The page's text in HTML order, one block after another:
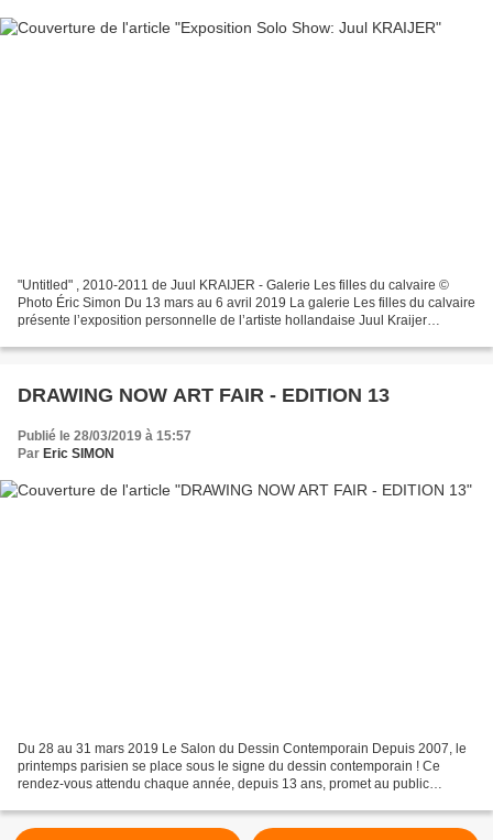
"Untitled" , 2010-2011 de Juul KRAIJER - Galerie Les filles du calvaire ©
Photo Éric Simon Du 13 mars au 6 avril 2019 La galerie Les filles du calvaire
présente l’exposition personnelle de l’artiste hollandaise Juul Kraijer
DRAWING NOW ART FAIR - EDITION 13
Publié le 28/03/2019 à 15:57
Par Eric SIMON
Du 28 au 31 mars 2019 Le Salon du Dessin Contemporain Depuis 2007, le
printemps parisien se place sous le signe du dessin contemporain ! Ce
rendez-vous attendu chaque année, depuis 13 ans, promet au public